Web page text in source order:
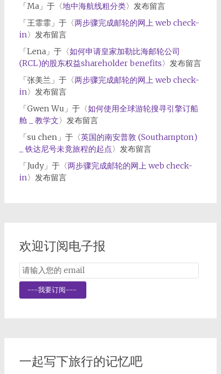
「Ma」于〈地中海航线粗分类〉发布留言
「王霏霏 」于〈两步骤完成邮轮的网上 web check-
in〉发布留言
「Lena」于〈如何申请皇家加勒比海邮轮公司
(RCL)的股东权益shareholder benefits〉发布留言
「张美兰 」于〈两步骤完成邮轮的网上 web check-
in〉发布留言
「Gwen Wu 」于〈如何使用全球游轮搜寻引擎订船
舱 _ 教学文〉发布留言
「su chen 」于〈英国的南安普敦 (Southampton)
_ 铁达尼号未竟旅程的起点〉发布留言
「Judy」于〈两步骤完成邮轮的网上 web check-
in〉发布留言
欢迎订阅电子报
Email
Subscription
---我要订阅---
一起写下旅行的记忆吧